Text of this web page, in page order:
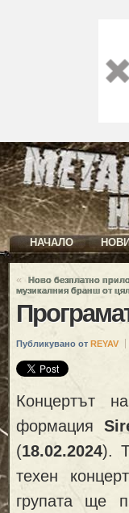
НАЧАЛО
«
Ново безплатно
музикалния бранш от
Публикувано от REYAV
Концертът
формация
(18.02.2024).
техен
групата ще